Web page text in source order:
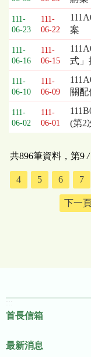
111-
06-23
111-
06-22
案
111-
06-16
111-
06-15
式」
111-
06-10
111-
06-09
關配
111-
06-02
111-
06-01
(第2
共896筆資料，第9/
4 5 6 7
下一
首長信箱
最新消息